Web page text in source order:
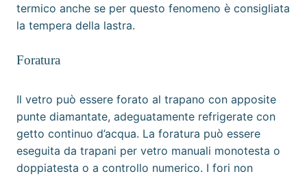
termico anche se per questo fenomeno è consigliata
la tempera della lastra.
Foratura
Il vetro può essere forato al trapano con apposite
punte diamantate, adeguatamente refrigerate con
getto continuo d’acqua. La foratura può essere
eseguita da trapani per vetro manuali monotesta o
doppiatesta o a controllo numerico. I fori non